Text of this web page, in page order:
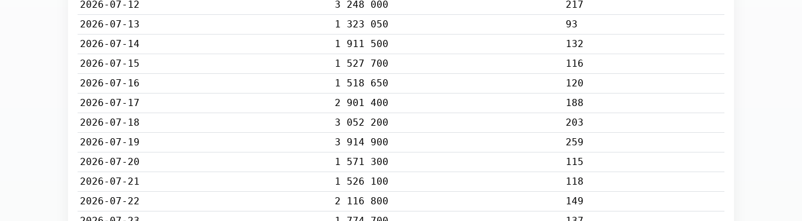
2026-07-12
3 248 000
217
2026-07-13
1 323 050
93
2026-07-14
1 911 500
132
2026-07-15
1 527 700
116
2026-07-16
1 518 650
120
2026-07-17
2 901 400
188
2026-07-18
3 052 200
203
2026-07-19
3 914 900
259
2026-07-20
1 571 300
115
2026-07-21
1 526 100
118
2026-07-22
2 116 800
149